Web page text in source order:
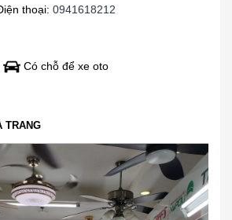
thoại: 0941618212
Có chỗ để xe oto
TRANG